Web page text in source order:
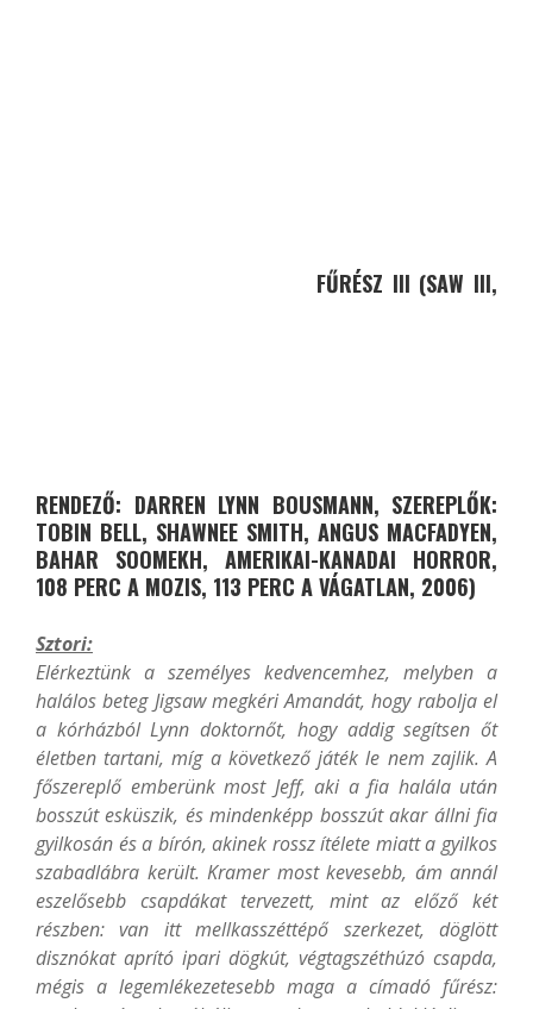
FŰRÉSZ III (SAW III,
RENDEZŐ: DARREN LYNN BOUSMANN, SZEREPLŐK:
TOBIN BELL, SHAWNEE SMITH, ANGUS MACFADYEN,
BAHAR SOOMEKH, AMERIKAI-KANADAI HORROR,
108 PERC A MOZIS, 113 PERC A VÁGATLAN, 2006)
Sztori:
Elérkeztünk a személyes kedvencemhez, melyben a
halálos beteg Jigsaw megkéri Amandát, hogy rabolja el
a kórházból Lynn doktornőt, hogy addig segítsen őt
életben tartani, míg a következő játék le nem zajlik. A
főszereplő emberünk most Jeff, aki a fia halála után
bosszút esküszik, és mindenképp bosszút akar állni fia
gyilkosán és a bírón, akinek rossz ítélete miatt a gyilkos
szabadlábra került. Kramer most kevesebb, ám annál
eszelősebb csapdákat tervezett, mint az előző két
részben: van itt mellkasszéttépő szerkezet, döglött
disznókat aprító ipari dögkút, végtagszéthúzó csapda,
mégis a legemlékezetesebb maga a címadó fűrész: